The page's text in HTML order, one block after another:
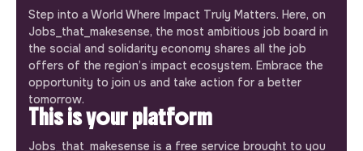
Step into a World Where Impact Truly Matters. Here, on
Jobs_that_makesense, the most ambitious job board in
the social and solidarity economy shares all the job
offers of the region’s impact ecosystem. Embrace the
opportunity to join us and take action for a better
tomorrow.
This is your platform
Jobs_that_makesense is a free service brought to you